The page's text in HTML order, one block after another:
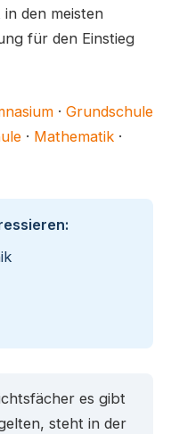
den meisten
für den Einstieg
· Grundschule
· Mathematik ·
es gibt
steht in der